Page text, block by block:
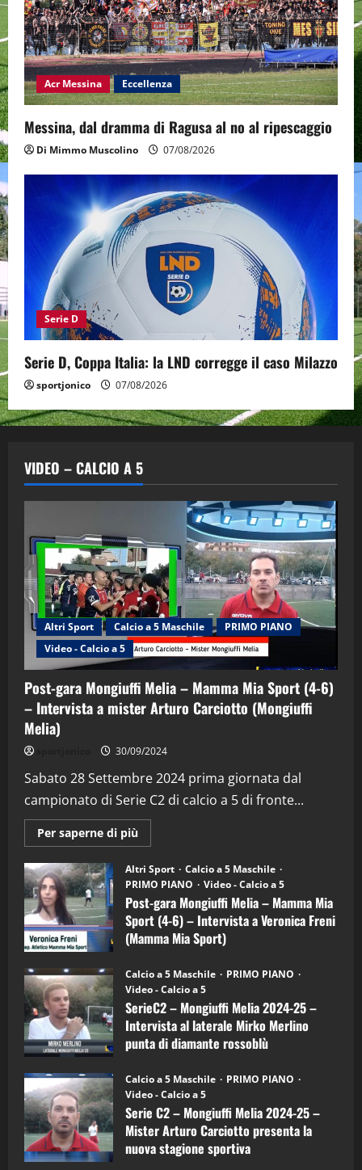
Acr Messina Eccellenza
Messina, dal dramma di Ragusa al no al ripescaggio
Di Mimmo Muscolino 07/08/2026
Serie D
Serie D, Coppa Italia: la LND corregge il caso Milazzo
sportjonico 07/08/2026
VIDEO – CALCIO A 5
Altri Sport Calcio a 5 Maschile
PRIMO PIANO
Video - Calcio a 5
Post-gara Mongiuffi Melia – Mamma Mia Sport (4-6)
– Intervista a mister Arturo Carciotto (Mongiuffi
Melia)
30/09/2024
Sabato 28 Settembre 2024 prima giornata dal
campionato di Serie C2 di calcio a 5 di fronte...
Per saperne di più
informazioni
Post-
gara
Mongiuffi
Melia
–
Mamma
Mia
Sport
6)
–
Intervista
a
mister
Arturo
Carciotto
(Mongiuffi
Altri Sport
Calcio a 5 Maschile
PRIMO PIANO
Video - Calcio a 5
Post-gara Mongiuffi Melia – Mamma Mia
Sport (4-6) – Intervista a Veronica Freni
(Mamma Mia Sport)
Calcio a 5 Maschile
PRIMO PIANO
Video - Calcio a 5
SerieC2 – Mongiuffi Melia 2024-25 –
Intervista al laterale Mirko Merlino
punta di diamante rossoblù
Calcio a 5 Maschile
PRIMO PIANO
Video - Calcio a 5
Serie C2 – Mongiuffi Melia 2024-25 –
Mister Arturo Carciotto presenta la
nuova stagione sportiva
2
“SportEmpire” in Podcast: 29^ Puntata
(Martedi 28 Aprile 2026)
28/04/2026
3
"SportEmpire" in Podcast
“SportEmpire” in Podcast: 28^ Puntata
(Martedi 21 Aprile 2026)
21/04/2026
4
“SportEmpire” in Podcast: 27^ Puntata
(Martedi 14 Aprile 2026)
15/04/2026
5
“SportEmpire” in Podcast: 26^ Puntata
(Martedi 07 Aprile 2026)
08/04/2026